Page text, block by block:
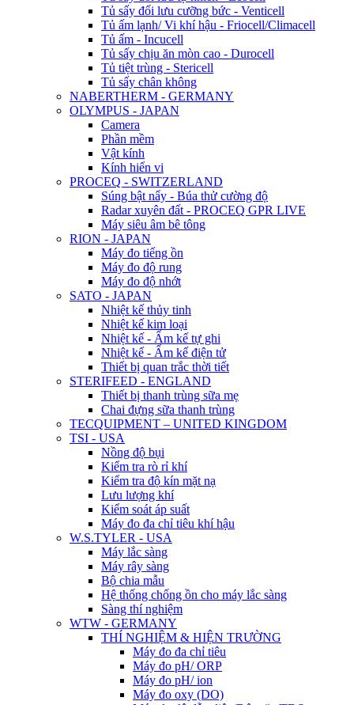
Tủ sấy đối lưu cưỡng bức - Venticell
Tủ ấm lạnh/ Vi khí hậu - Friocell/Climacell
Tủ ấm - Incucell
Tủ sấy chịu ăn mòn cao - Durocell
Tủ tiệt trùng - Stericell
Tủ sấy chân không
NABERTHERM - GERMANY
OLYMPUS - JAPAN
Camera
Phần mềm
Vật kính
Kính hiển vi
PROCEQ - SWITZERLAND
Súng bật nẩy - Búa thử cường độ
Radar xuyên đất - PROCEQ GPR LIVE
Máy siêu âm bê tông
RION - JAPAN
Máy đo tiếng ồn
Máy đo độ rung
Máy đo độ nhớt
SATO - JAPAN
Nhiệt kế thủy tinh
Nhiệt kế kim loại
Nhiệt kế - Ẩm kế tự ghi
Nhiệt kế - Ẩm kế điện tử
Thiết bị quan trắc thời tiết
STERIFEED - ENGLAND
Thiết bị thanh trùng sữa mẹ
Chai đựng sữa thanh trùng
TECQUIPMENT – UNITED KINGDOM
TSI - USA
Nồng độ bụi
Kiểm tra rò rỉ khí
Kiểm tra độ kín mặt nạ
Lưu lượng khí
Kiểm soát áp suất
Máy đo đa chỉ tiêu khí hậu
W.S.TYLER - USA
Máy lắc sàng
Máy rây sàng
Bộ chia mẫu
Hệ thống chống ồn cho máy lắc sàng
Sàng thí nghiệm
WTW - GERMANY
THÍ NGHIỆM & HIỆN TRƯỜNG
Máy đo đa chỉ tiêu
Máy đo pH/ ORP
Máy đo pH/ ion
Máy đo oxy (DO)